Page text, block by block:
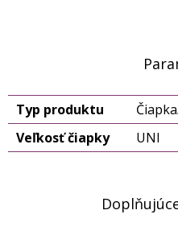
Typ produktu
Veľkosť čiapky
UNI